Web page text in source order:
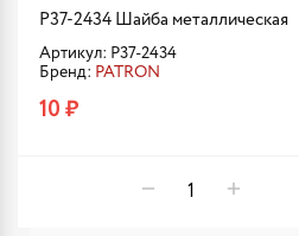
P37-2434 Шайба металлическая
Артикул: P37-2434
Бренд: PATRON
10 ₽